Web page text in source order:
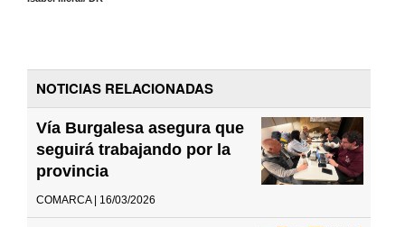
NOTICIAS RELACIONADAS
Vía Burgalesa asegura que
seguirá trabajando por la
provincia
COMARCA | 16/03/2026